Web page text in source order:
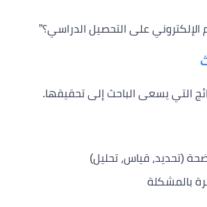
الإلكتروني على التحصيل الدراسي؟”
التي يسعى الباحث إلى تحقيقها.
(تحديد، قياس، تحليل)
بالمشكلة